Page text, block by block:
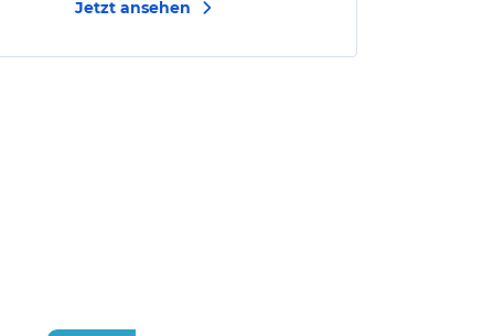
Jetzt ansehen